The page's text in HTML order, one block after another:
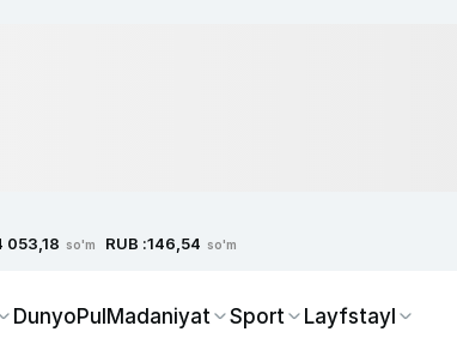
053,18 so'm RUB :146,54 so'm
DunyoPulMadaniyat Sport Layfstayl